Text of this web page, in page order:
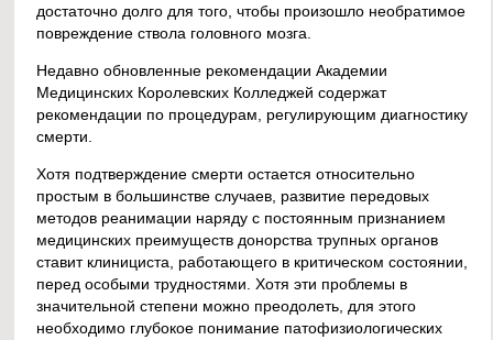
достаточно долго для того, чтобы произошло необратимое
повреждение ствола головного мозга.
Недавно обновленные рекомендации Академии
Медицинских Королевских Колледжей содержат
рекомендации по процедурам, регулирующим диагностику
смерти.
Хотя подтверждение смерти остается относительно
простым в большинстве случаев, развитие передовых
методов реанимации наряду с постоянным признанием
медицинских преимуществ донорства трупных органов
ставит клинициста, работающего в критическом состоянии,
перед особыми трудностями. Хотя эти проблемы в
значительной степени можно преодолеть, для этого
необходимо глубокое понимание патофизиологических